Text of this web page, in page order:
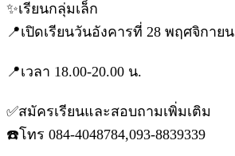
✨เรียนกลุ่มเล็ก
📍เปิดเรียนวันอังคารที่ 28 พฤศจิกายน
📍เวลา 18.00-20.00 น.
✅สมัครเรียนและสอบถามเพิ่มเติม
☎️โทร 084-4048784,093-8839339